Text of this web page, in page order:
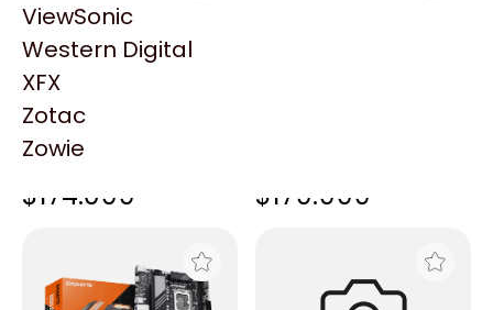
ViewSonic
Western Digital
XFX
Zotac
Zowie
MOTHERBOARD
$174.099 $179.999